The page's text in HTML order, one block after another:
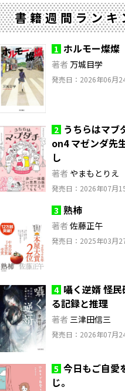
書籍週間ランキ
1 ホルモー燦燦
著者 万城目学
発売日：2026年06月
2 うちらはマブ
on4 マゼンダ先
し
著者 やまもとりえ
発売日：2026年07月
3 熟柿
著者 佐藤正午
発売日：2025年03月
4 囁く逆婿 怪
る記録と推理
著者 三津田信三
発売日：2026年07月
5 今日もご自愛
じ。